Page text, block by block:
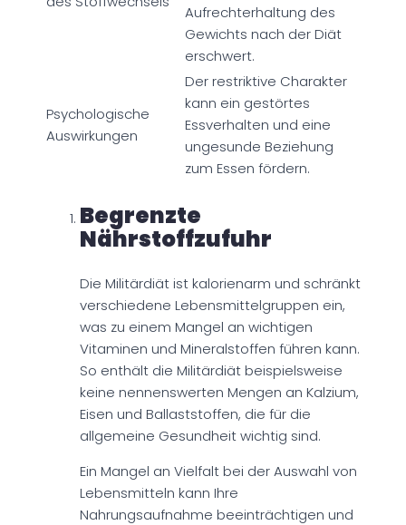
Aufrechterhaltung des
Gewichts nach der Diät
erschwert.
Psychologische
Auswirkungen
Der restriktive Charakter
kann ein gestörtes
Essverhalten und eine
ungesunde Beziehung
zum Essen fördern.
Begrenzte
Nährstoffzufuhr
Die Militärdiät ist kalorienarm und schränkt
verschiedene Lebensmittelgruppen ein,
was zu einem Mangel an wichtigen
Vitaminen und Mineralstoffen führen kann.
So enthält die Militärdiät beispielsweise
keine nennenswerten Mengen an Kalzium,
Eisen und Ballaststoffen, die für die
allgemeine Gesundheit wichtig sind.
Ein Mangel an Vielfalt bei der Auswahl von
Lebensmitteln kann Ihre
Nahrungsaufnahme beeinträchtigen und